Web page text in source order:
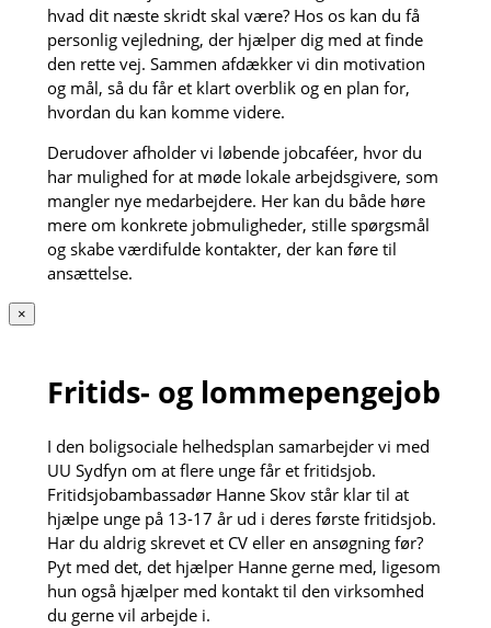
hvad dit næste skridt skal være? Hos os kan du få
personlig vejledning, der hjælper dig med at finde
den rette vej. Sammen afdækker vi din motivation
og mål, så du får et klart overblik og en plan for,
hvordan du kan komme videre.
Derudover afholder vi løbende jobcaféer, hvor du
har mulighed for at møde lokale arbejdsgivere, som
mangler nye medarbejdere. Her kan du både høre
mere om konkrete jobmuligheder, stille spørgsmål
og skabe værdifulde kontakter, der kan føre til
ansættelse.
×
Fritids- og lommepengejob
I den boligsociale helhedsplan samarbejder vi med
UU Sydfyn om at flere unge får et fritidsjob.
Fritidsjobambassadør Hanne Skov står klar til at
hjælpe unge på 13-17 år ud i deres første fritidsjob.
Har du aldrig skrevet et CV eller en ansøgning før?
Pyt med det, det hjælper Hanne gerne med, ligesom
hun også hjælper med kontakt til den virksomhed
du gerne vil arbejde i.